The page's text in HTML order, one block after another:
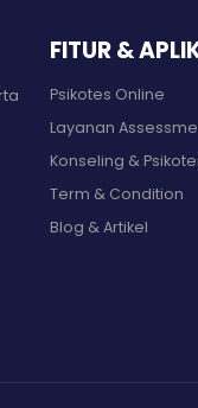
FITUR &
Psikotes Online
Layanan
Konseling &
Term & Condition
Blog & Artikel